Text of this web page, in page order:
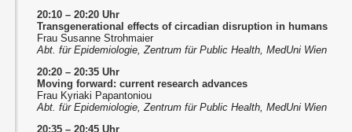
20:10 – 20:20 Uhr
Transgenerational effects of circadian disruption in humans
Frau Susanne Strohmaier
Abt. für Epidemiologie, Zentrum für Public Health, MedUni Wien
20:20 – 20:35 Uhr
Moving forward: current research advances
Frau Kyriaki Papantoniou
Abt. für Epidemiologie, Zentrum für Public Health, MedUni Wien
20:35 – 20:45 Uhr